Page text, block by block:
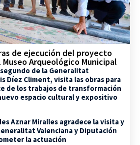
de ejecución del proyecto
Arqueológico Municipal
de la Generalitat
Díez Climent, visita las obras para
de los trabajos de transformación
espacio cultural y expositivo
Aznar Miralles agradece la visita y
Valenciana y Diputación
la actuación